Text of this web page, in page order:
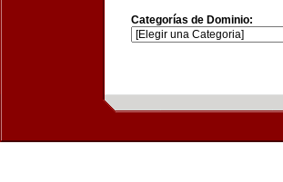
Categorías de Dominio: